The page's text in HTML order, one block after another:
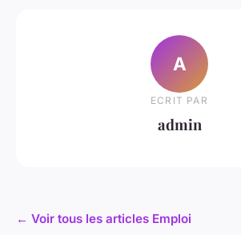
A
ECRIT PAR
admin
← Voir tous les articles Emploi